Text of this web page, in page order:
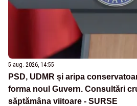
5 aug. 2026, 14:55
PSD, UDMR și aripa
forma noul Guvern. Consultări
săptămâna viitoare - SURSE